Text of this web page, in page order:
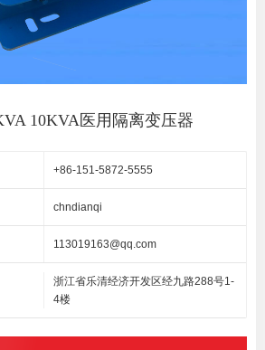
10KVA医用隔离变压器
+86-151-5872-5555
chndianqi
113019163@qq.com
浙江省乐清经济开发区经九路288号1-
4楼